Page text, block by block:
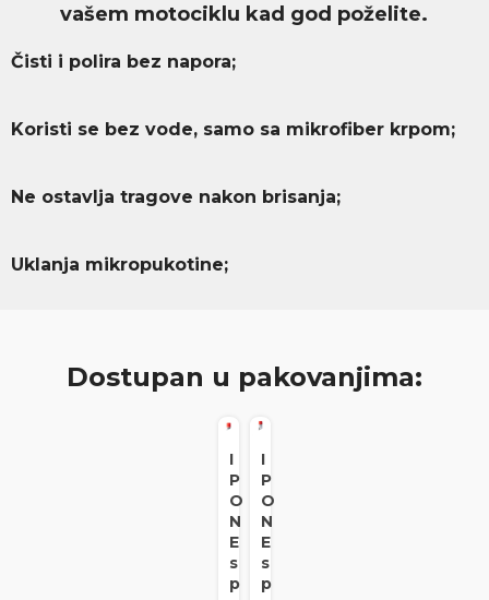
vašem motociklu kad god poželite.
Čisti i polira bez napora;
Koristi se bez vode, samo sa mikrofiber krpom;
Ne ostavlja tragove nakon brisanja;
Uklanja mikropukotine;
Dostupan u pakovanjima:
I
P
O
N
E
s
p
I
P
O
N
E
s
p